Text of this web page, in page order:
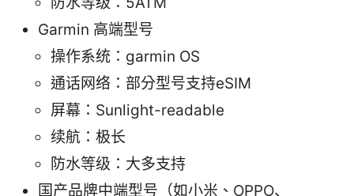
Garmin 高端型号
操作系统：garmin OS
通话网络：部分型号支持eSIM
屏幕：Sunlight-readable
续航：极长
防水等级：大多支持
国产品牌中端型号（如小米、OPPO、